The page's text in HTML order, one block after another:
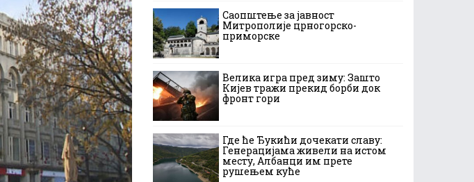
Саопштење за јавност
Митрополије црногорско-
приморске
Велика игра пред зиму: Зашто
Кијев тражи прекид борби док
фронт гори
Где ће Ђукићи дочекати славу:
Генерацијама живели на истом
месту, Албанци им прете
рушењем куће